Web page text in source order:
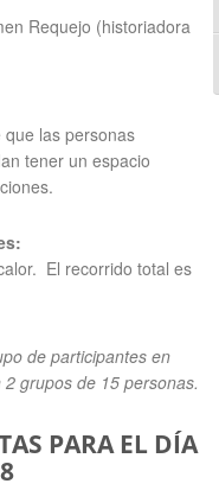
Requejo (historiadora
las personas
tener un espacio
El recorrido total es
de participantes en
grupos de 15 personas.
PARA EL DÍA